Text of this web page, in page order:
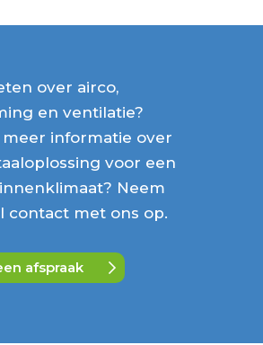
over airco,
en ventilatie?
meer informatie over
voor een
Neem
contact met ons op.
afspraak